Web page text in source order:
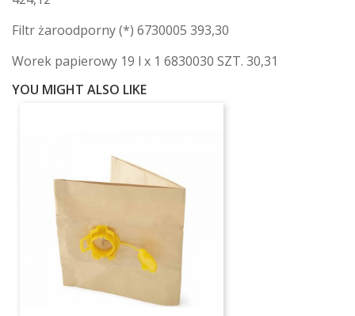
Filtr żaroodporny (*) 6730005 393,30
Worek papierowy 19 l x 1 6830030 SZT. 30,31
YOU MIGHT ALSO LIKE